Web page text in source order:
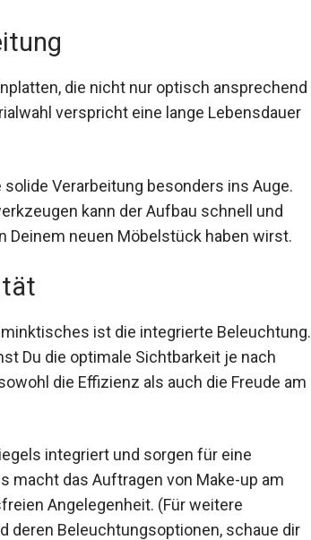
die nicht nur optisch ansprechend
verspricht eine lange Lebensdauer
Verarbeitung besonders ins Auge.
kann der Aufbau schnell und
Deinem neuen Möbelstück haben wirst.
ist die integrierte Beleuchtung.
Du die optimale Sichtbarkeit je nach
die Effizienz als auch die Freude am
integriert und sorgen für eine
macht das Auftragen von Make-up am
Angelegenheit. (Für weitere
deren Beleuchtungsoptionen, schaue dir